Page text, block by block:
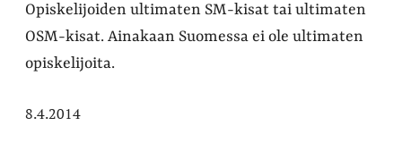
Opiskelijoiden ultimaten SM-kisat tai ultimaten
OSM-kisat. Ainakaan Suomessa ei ole ultimaten
opiskelijoita.
8.4.2014